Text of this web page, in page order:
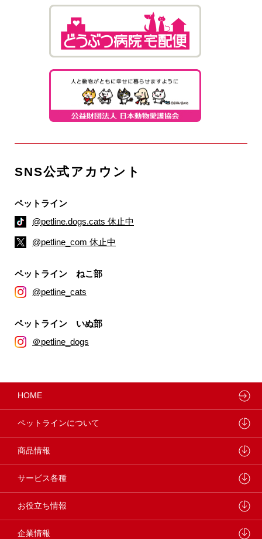
SNS公式アカウント
ペットライン
@petline.dogs.cats 休止中
@petline_com 休止中
ペットライン ねこ部
@petline_cats
ペットライン いぬ部
＠petline_dogs
HOME
ペットラインについて
ペットラインが大切にしていること
研究開発センターについて
学会・論文発表
製品・品質管理
商品情報
ドッグフード
キャットフード
小動物
サービス各種
ウェルネスナビ
しあわせマルシェ
お役立ち情報
ペットライン 犬ノート
企業情報